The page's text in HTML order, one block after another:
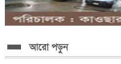
আরো পড়ুন